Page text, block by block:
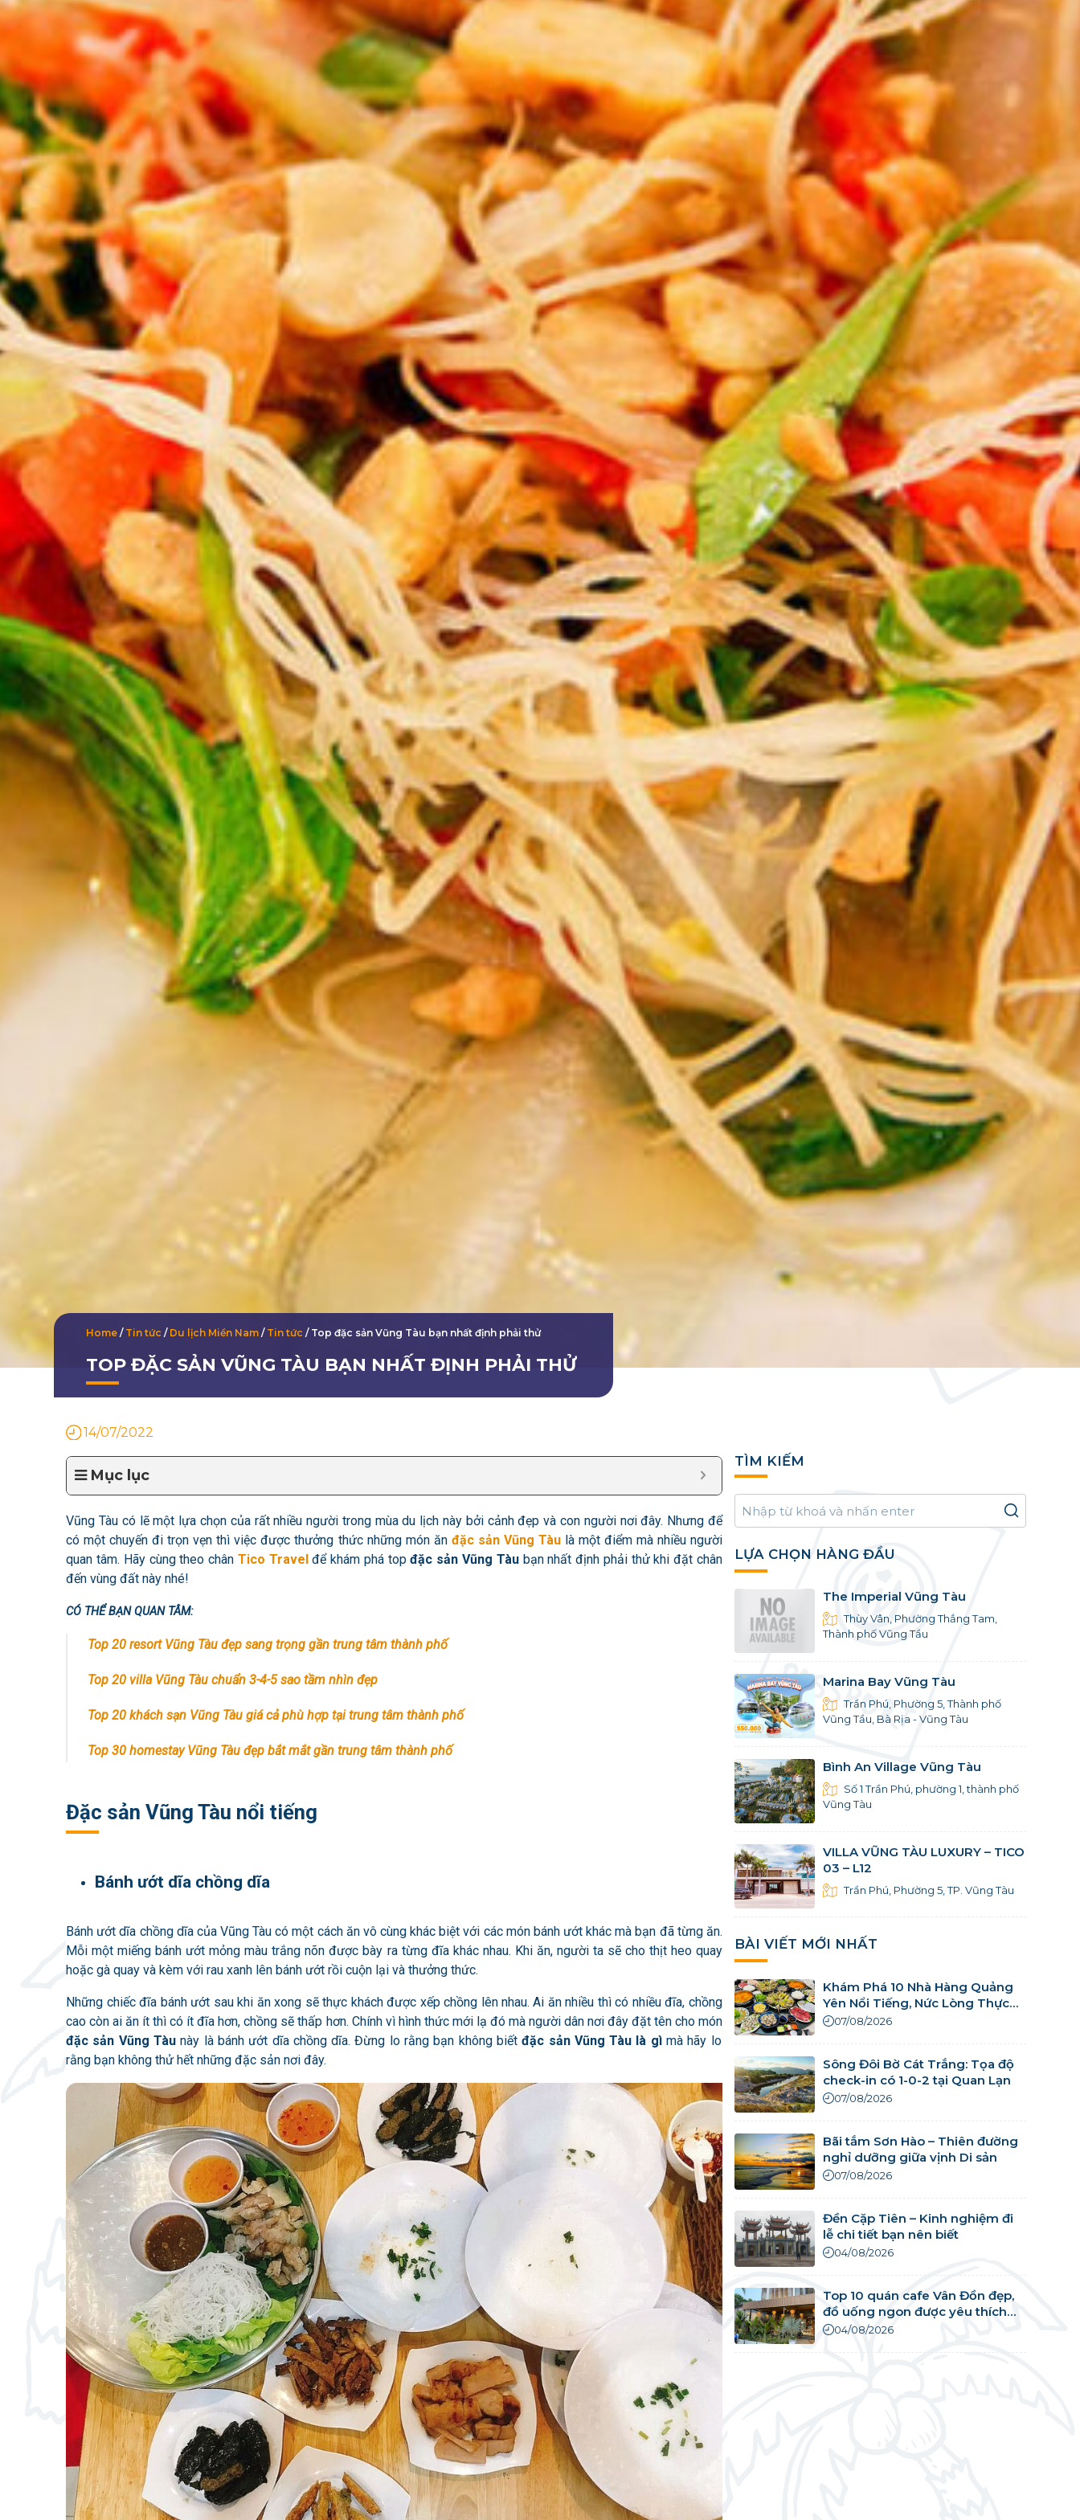
Home / Tin tức / Du lịch Miền Nam / Tin tức / Top đặc sản Vũng Tàu bạn nhất định phải thử
TOP ĐẶC SẢN VŨNG TÀU BẠN NHẤT ĐỊNH PHẢI THỬ
14/07/2022
Mục lục
Vũng Tàu có lẽ một lựa chọn của rất nhiều người trong mùa du lịch này bởi cảnh đẹp và con người nơi đây. Nhưng để
có một chuyến đi trọn vẹn thì việc được thưởng thức những món ăn đặc sản Vũng Tàulà một điểm mà nhiều người
quan tâm. Hãy cùng theo chân Tico Travelđể khám phá topđặc sản Vũng Tàubạn nhất định phải thử khi đặt chân
đến vùng đất này nhé!
CÓ THỂ BẠN QUAN TÂM:
Top 20 resort Vũng Tàu đẹp sang trọng gần trung tâm thành phố
Top 20 villa Vũng Tàu chuẩn 3-4-5 sao tầm nhìn đẹp
Top 20 khách sạn Vũng Tàu giá cả phù hợp tại trung tâm thành phố
Top 30 homestay Vũng Tàu đẹp bắt mắt gần trung tâm thành phố
Đặc sản Vũng Tàu nổi tiếng
Bánh ướt dĩa chồng dĩa
Bánh ướt dĩa chồng dĩa của Vũng Tàu có một cách ăn vô cùng khác biệt với các món bánh ướt khác mà bạn đã từng ăn.
Mỗi một miếng bánh ướt mỏng màu trắng nõn được bày ra từng đĩa khác nhau. Khi ăn, người ta sẽ cho thịt heo quay
hoặc gà quay và kèm với rau xanh lên bánh ướt rồi cuộn lại và thưởng thức.
Những chiếc đĩa bánh ướt sau khi ăn xong sẽ thực khách được xếp chồng lên nhau. Ai ăn nhiều thì có nhiều đĩa, chồng
cao còn ai ăn ít thì có ít đĩa hơn, chồng sẽ thấp hơn. Chính vì hình thức mới lạ đó mà người dân nơi đây đặt tên cho món
đặc sản Vũng Tàu này là bánh ướt dĩa chồng dĩa. Đừng lo rằng bạn không biếtđặc sản Vũng Tàu là gìmà hãy lo
rằng bạn không thử hết những đặc sản nơi đây.
TÌM KIẾM
LỰA CHỌN HÀNG ĐẦU
The Imperial Vũng Tàu
Thùy Vân, Phường Thắng Tam,
Thành phố Vũng Tầu
Marina Bay Vũng Tàu
Trần Phú, Phường 5, Thành phố
Vũng Tầu, Bà Rịa - Vũng Tàu
Bình An Village Vũng Tàu
Số 1 Trần Phú, phường 1, thành phố
Vũng Tàu
VILLA VŨNG TÀU LUXURY – TICO
03 – L12
Trần Phú, Phường 5, TP. Vũng Tàu
BÀI VIẾT MỚI NHẤT
Khám Phá 10 Nhà Hàng Quảng
Yên Nổi Tiếng, Nức Lòng Thực
Khách
07/08/2026
Sông Đôi Bờ Cát Trắng: Tọa độ
check-in có 1-0-2 tại Quan Lạn
07/08/2026
Bãi tắm Sơn Hào – Thiên đường
nghỉ dưỡng giữa vịnh Di sản
07/08/2026
Đền Cặp Tiên – Kinh nghiệm đi
lễ chi tiết bạn nên biết
04/08/2026
Top 10 quán cafe Vân Đồn đẹp,
đồ uống ngon được yêu thích
nhất
04/08/2026